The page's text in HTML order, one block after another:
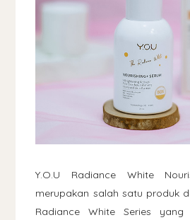
Y.O.U Radiance White
merupakan salah satu produk
Radiance White Series